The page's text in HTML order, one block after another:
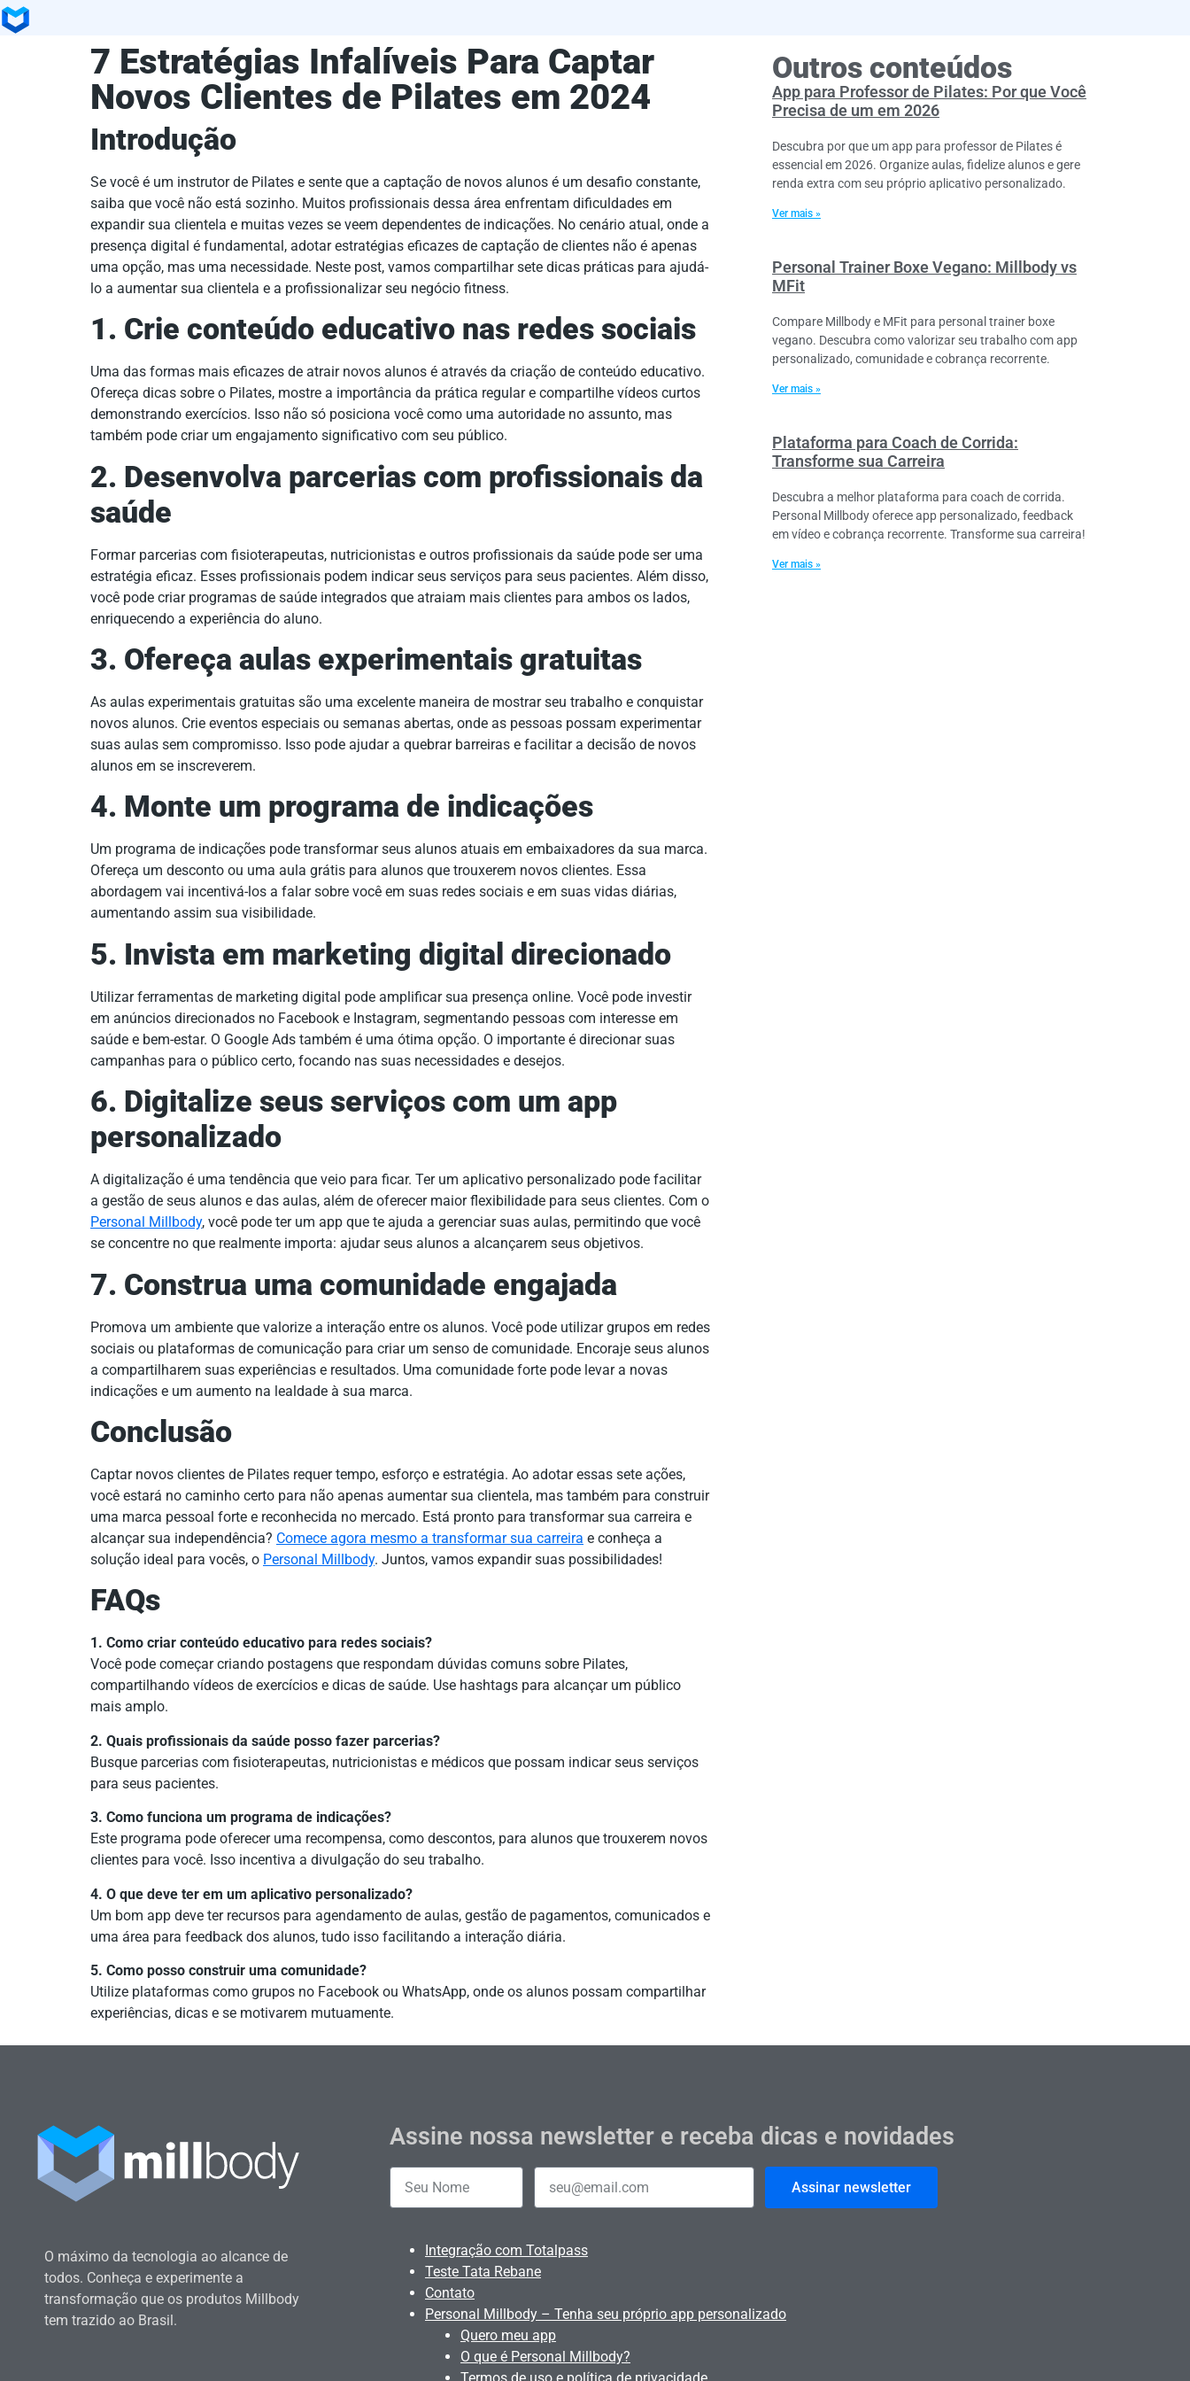
7 Estratégias Infalíveis Para Captar
Novos Clientes de Pilates em 2024
Introdução
Se você é um instrutor de Pilates e sente que a captação de novos alunos é um desafio constante,
saiba que você não está sozinho. Muitos profissionais dessa área enfrentam dificuldades em
expandir sua clientela e muitas vezes se veem dependentes de indicações. No cenário atual, onde a
presença digital é fundamental, adotar estratégias eficazes de captação de clientes não é apenas
uma opção, mas uma necessidade. Neste post, vamos compartilhar sete dicas práticas para ajudá-
lo a aumentar sua clientela e a profissionalizar seu negócio fitness.
1. Crie conteúdo educativo nas redes sociais
Uma das formas mais eficazes de atrair novos alunos é através da criação de conteúdo educativo.
Ofereça dicas sobre o Pilates, mostre a importância da prática regular e compartilhe vídeos curtos
demonstrando exercícios. Isso não só posiciona você como uma autoridade no assunto, mas
também pode criar um engajamento significativo com seu público.
2. Desenvolva parcerias com profissionais da
saúde
Formar parcerias com fisioterapeutas, nutricionistas e outros profissionais da saúde pode ser uma
estratégia eficaz. Esses profissionais podem indicar seus serviços para seus pacientes. Além disso,
você pode criar programas de saúde integrados que atraiam mais clientes para ambos os lados,
enriquecendo a experiência do aluno.
3. Ofereça aulas experimentais gratuitas
As aulas experimentais gratuitas são uma excelente maneira de mostrar seu trabalho e conquistar
novos alunos. Crie eventos especiais ou semanas abertas, onde as pessoas possam experimentar
suas aulas sem compromisso. Isso pode ajudar a quebrar barreiras e facilitar a decisão de novos
alunos em se inscreverem.
4. Monte um programa de indicações
Um programa de indicações pode transformar seus alunos atuais em embaixadores da sua marca.
Ofereça um desconto ou uma aula grátis para alunos que trouxerem novos clientes. Essa
abordagem vai incentivá-los a falar sobre você em suas redes sociais e em suas vidas diárias,
aumentando assim sua visibilidade.
5. Invista em marketing digital direcionado
Utilizar ferramentas de marketing digital pode amplificar sua presença online. Você pode investir
em anúncios direcionados no Facebook e Instagram, segmentando pessoas com interesse em
saúde e bem-estar. O Google Ads também é uma ótima opção. O importante é direcionar suas
campanhas para o público certo, focando nas suas necessidades e desejos.
6. Digitalize seus serviços com um app
personalizado
A digitalização é uma tendência que veio para ficar. Ter um aplicativo personalizado pode facilitar
a gestão de seus alunos e das aulas, além de oferecer maior flexibilidade para seus clientes. Com o
Personal Millbody, você pode ter um app que te ajuda a gerenciar suas aulas, permitindo que você
se concentre no que realmente importa: ajudar seus alunos a alcançarem seus objetivos.
7. Construa uma comunidade engajada
Promova um ambiente que valorize a interação entre os alunos. Você pode utilizar grupos em redes
sociais ou plataformas de comunicação para criar um senso de comunidade. Encoraje seus alunos
a compartilharem suas experiências e resultados. Uma comunidade forte pode levar a novas
indicações e um aumento na lealdade à sua marca.
Conclusão
Captar novos clientes de Pilates requer tempo, esforço e estratégia. Ao adotar essas sete ações,
você estará no caminho certo para não apenas aumentar sua clientela, mas também para construir
uma marca pessoal forte e reconhecida no mercado. Está pronto para transformar sua carreira e
alcançar sua independência? Comece agora mesmo a transformar sua carreira e conheça a
solução ideal para vocês, o Personal Millbody. Juntos, vamos expandir suas possibilidades!
FAQs
1. Como criar conteúdo educativo para redes sociais?
Você pode começar criando postagens que respondam dúvidas comuns sobre Pilates,
compartilhando vídeos de exercícios e dicas de saúde. Use hashtags para alcançar um público
mais amplo.
2. Quais profissionais da saúde posso fazer parcerias?
Busque parcerias com fisioterapeutas, nutricionistas e médicos que possam indicar seus serviços
para seus pacientes.
3. Como funciona um programa de indicações?
Este programa pode oferecer uma recompensa, como descontos, para alunos que trouxerem novos
clientes para você. Isso incentiva a divulgação do seu trabalho.
4. O que deve ter em um aplicativo personalizado?
Um bom app deve ter recursos para agendamento de aulas, gestão de pagamentos, comunicados e
uma área para feedback dos alunos, tudo isso facilitando a interação diária.
5. Como posso construir uma comunidade?
Utilize plataformas como grupos no Facebook ou WhatsApp, onde os alunos possam compartilhar
experiências, dicas e se motivarem mutuamente.
Outros conteúdos
App para Professor de Pilates: Por que Você
Precisa de um em 2026
Descubra por que um app para professor de Pilates é
essencial em 2026. Organize aulas, fidelize alunos e gere
renda extra com seu próprio aplicativo personalizado.
Ver mais »
Personal Trainer Boxe Vegano: Millbody vs
MFit
Compare Millbody e MFit para personal trainer boxe
vegano. Descubra como valorizar seu trabalho com app
personalizado, comunidade e cobrança recorrente.
Ver mais »
Plataforma para Coach de Corrida:
Transforme sua Carreira
Descubra a melhor plataforma para coach de corrida.
Personal Millbody oferece app personalizado, feedback
em vídeo e cobrança recorrente. Transforme sua carreira!
Ver mais »
O máximo da tecnologia ao alcance de
todos. Conheça e experimente a
transformação que os produtos Millbody
tem trazido ao Brasil.
Assine nossa newsletter e receba dicas e novidades
Assinar newsletter
Integração com Totalpass
Teste Tata Rebane
Contato
Personal Millbody – Tenha seu próprio app personalizado
Quero meu app
O que é Personal Millbody?